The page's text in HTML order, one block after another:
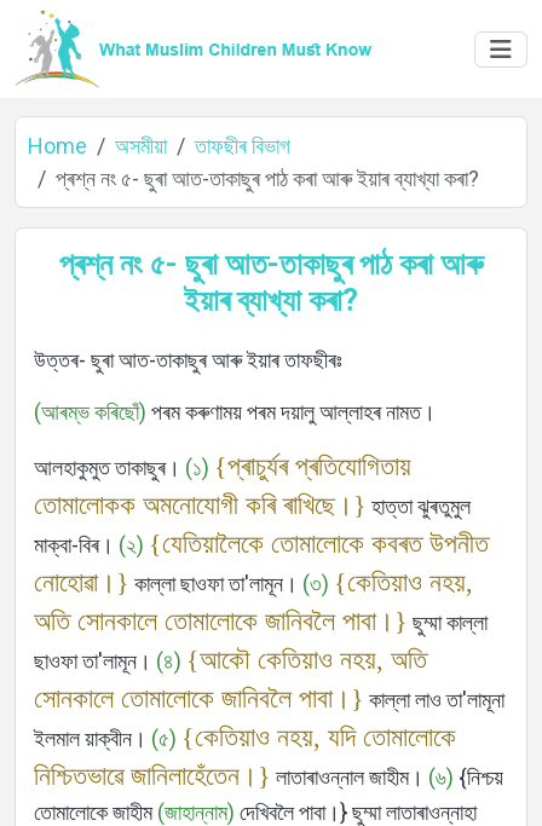
About
Languages
Home অসমীয়া
তাফছীৰ বিভাগ
প্ৰশ্ন নং ৫- ছুৰা আত-তাকাছুৰ পাঠ কৰা আৰু ইয়াৰ ব্যাখ্যা কৰা?
প্ৰশ্ন নং ৫- ছুৰা আত-তাকাছুৰ পাঠ কৰা আৰু
ইয়াৰ ব্যাখ্যা কৰা?
উত্তৰ- ছুৰা আত-তাকাছুৰ আৰু ইয়াৰ তাফছীৰঃ
(আৰম্ভ কৰিছোঁ) পৰম কৰুণাময় পৰম দয়ালু আল্লাহৰ নামত।
আলহাকুমুত তাকাছুৰ। (১) {প্ৰাচুৰ্যৰ প্ৰতিযোগিতায়
তোমালোকক অমনোযোগী কৰি ৰাখিছে।} হাত্তা ঝুৰতুমুল
মাক্বা-বিৰ। (২) {যেতিয়ালৈকে তোমালোকে কবৰত উপনীত
নোহোৱা।} কাল্লা ছাওফা তা'লামূন। (৩) {কেতিয়াও নহয়,
অতি সোনকালে তোমালোকে জানিবলৈ পাবা।} ছুম্মা কাল্লা
ছাওফা তা'লামূন। (৪) {আকৌ কেতিয়াও নহয়, অতি
সোনকালে তোমালোকে জানিবলৈ পাবা।} কাল্লা লাও তা'লামূনা
ইলমাল য়াক্বীন। (৫) {কেতিয়াও নহয়, যদি তোমালোকে
নিশ্চিতভাৱে জানিলাহেঁতেন।} লাতাৰাওন্নাল জাহীম। (৬) {নিশ্চয়
তোমালোকে জাহীম(জাহান্নাম) দেখিবলৈ পাবা।} ছুম্মা লাতাৰাওন্নাহা